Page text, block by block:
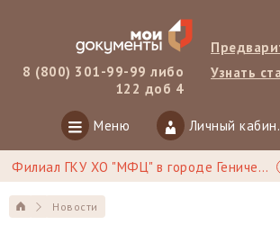
8 (800) 301-99-99 либо
122 доб 4
Узнать
Меню
Филиал ГКУ ХО "МФЦ" в городе Геническ
Новости